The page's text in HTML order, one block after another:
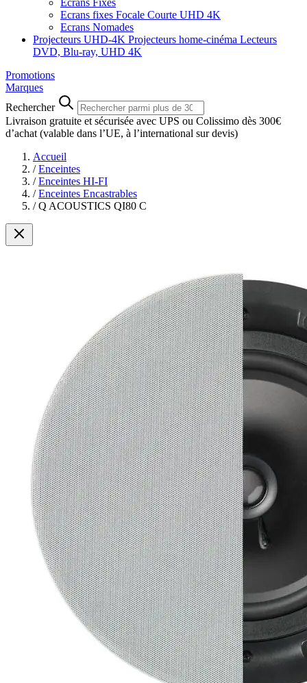
Ecrans Fixes
Ecrans fixes Focale Courte UHD 4K
Ecrans Nomades
Projecteurs UHD-4K Projecteurs home-cinéma Lecteurs
DVD, Blu-ray, UHD 4K
Promotions
Marques
Rechercher
Livraison gratuite et sécurisée avec UPS ou Colissimo dès 300€
d’achat (valable dans l’UE, à l’international sur devis)
Accueil
/ Enceintes
/ Enceintes HI-FI
/ Enceintes Encastrables
/ Q ACOUSTICS QI80 C